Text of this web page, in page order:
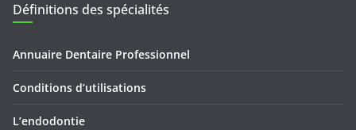
Définitions des spécialités
Annuaire Dentaire Professionnel
Conditions d’utilisations
L’endodontie